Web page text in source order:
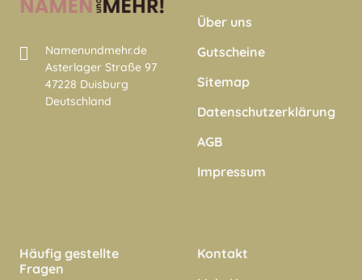
Namenundmehr.de
Asterlager Straße 97
47228 Duisburg
Deutschland
Über uns
Gutscheine
Sitemap
Datenschutzerklärung
AGB
Impressum
Häufig gestellte
Fragen
Kontakt